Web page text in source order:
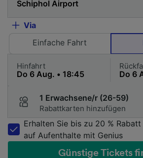
Via
Einfache Fahrt
Hinfahrt
1 Erwachsene/r (26-59)
Rabattkarten hinzufügen
Erhalten Sie bis zu 20 % Rabatt
auf Aufenthalte mit Genius
Günstige Tickets